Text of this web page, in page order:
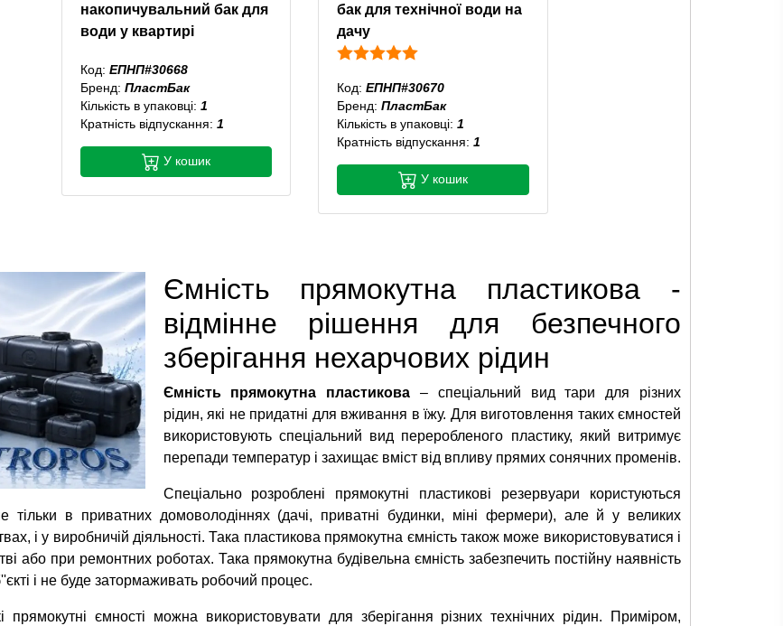
накопичувальний бак для
води у квартирі
Код: ЕПНП#30668
Бренд: ПластБак
Кількість в упаковці: 1
Кратність відпускання: 1
У кошик
бак для технічної води на
дачу
Код:ЕПНП#30670
Бренд:ПластБак
Кількість в упаковці:1
Кратність відпускання:1
У кошик
Ємність прямокутна пластикова -
відмінне рішення для безпечного
зберігання нехарчових рідин
Ємність прямокутна пластикова – спеціальний вид тари для різних
рідин, які не придатні для вживання в їжу. Для виготовлення таких ємностей
використовують спеціальний вид переробленого пластику, який витримує
перепади температур і захищає вміст від впливу прямих сонячних променів.
Спеціально розроблені прямокутні пластикові резервуари користуються
тільки в приватних домоволодіннях (дачі, приватні будинки, міні фермери), але й у великих
і у виробничій діяльності. Така пластикова прямокутна ємність також може використовуватися і
або при ремонтних роботах. Така прямокутна будівельна ємність забезпечить постійну наявність
і не буде затормаживать робочий процес.
прямокутні ємності можна використовувати для зберігання різних технічних рідин. Приміром,